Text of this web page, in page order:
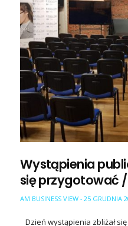
Wystąpienia
się przygotować /
AM BUSINESS VIEW - 25 GRUDNIA
Dzień wystąpienia zbliżał